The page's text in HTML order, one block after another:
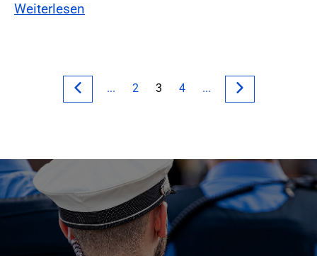
Weiterlesen
... 2 3 4 ...